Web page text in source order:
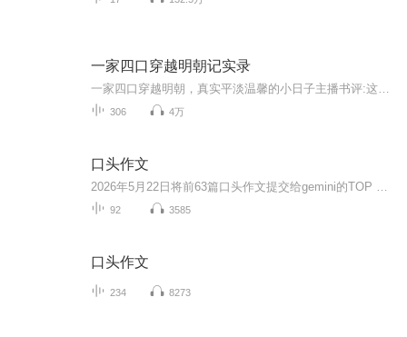
一家四口穿越明朝记实录
306 4万
口头作文
92 3585
口头作文
234 8273